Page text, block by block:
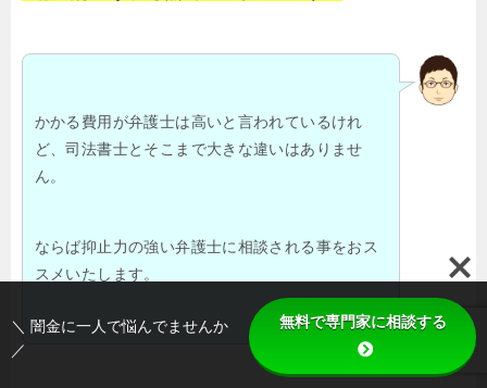
かかる費用が弁護士は高いと言われているけれ
ど、司法書士とそこまで大きな違いはありませ
ん。
ならば抑止力の強い弁護士に相談される事をおス
スメいたします。
＼ 闇金に一人で悩んでませんか
／
無料で専門家に相談する